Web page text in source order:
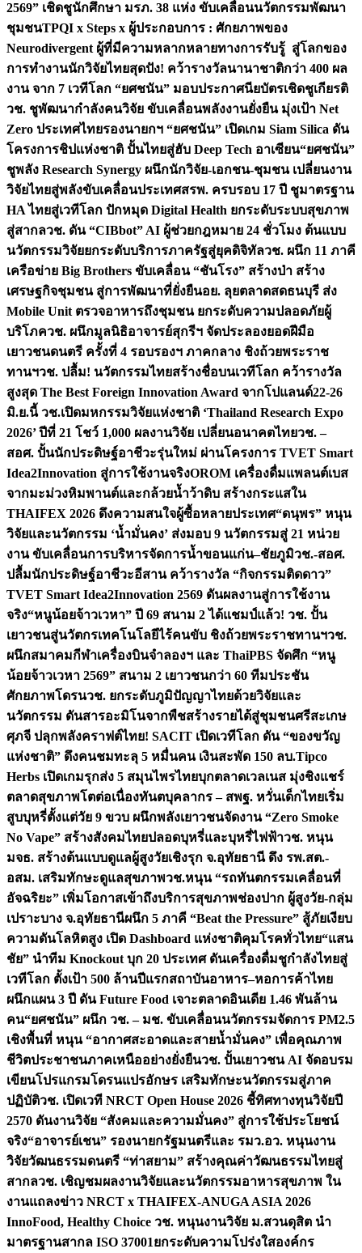
2569” เชิดชูนักศึกษา มรภ. 38 แห่ง ขับเคลื่อนนวัตกรรมพัฒนา
ชุมชนTPQI x Steps x ผู้ประกอบการ : ศักยภาพของ
Neurodivergent ผู้ที่มีความหลากหลายทางการรับรู้ สู่โลกของ
การทำงานนักวิจัยไทยสุดปัง! คว้ารางวัลนานาชาติกว่า 400 ผล
งาน จาก 7 เวทีโลก “ยศชนัน” มอบประกาศนียบัตรเชิดชูเกียรติ
วช. ชูพัฒนากำลังคนวิจัย ขับเคลื่อนพลังงานยั่งยืน มุ่งเป้า Net
Zero ประเทศไทยรองนายกฯ “ยศชนัน” เปิดเกม Siam Silica ดัน
โครงการชิปแห่งชาติ ปั้นไทยสู่ฮับ Deep Tech อาเซียน“ยศชนัน”
ชูพลัง Research Synergy ผนึกนักวิจัย-เอกชน-ชุมชน เปลี่ยนงาน
วิจัยไทยสู่พลังขับเคลื่อนประเทศสรพ. ครบรอบ 17 ปี ชูมาตรฐาน
HA ไทยสู่เวทีโลก ปักหมุด Digital Health ยกระดับระบบสุขภาพ
สู่สากลวช. ดัน “CIBbot” AI ผู้ช่วยกฎหมาย 24 ชั่วโมง ต้นแบบ
นวัตกรรมวิจัยยกระดับบริการภาครัฐสู่ยุคดิจิทัลวช. ผนึก 11 ภาคี
เครือข่าย Big Brothers ขับเคลื่อน “ชันโรง” สร้างป่า สร้าง
เศรษฐกิจชุมชน สู่การพัฒนาที่ยั่งยืนอย. ลุยตลาดสดธนบุรี ส่ง
Mobile Unit ตรวจอาหารถึงชุมชน ยกระดับความปลอดภัยผู้
บริโภควช. ผนึกมูลนิธิอาจารย์สุกรีฯ จัดประลองยอดฝีมือ
เยาวชนดนตรี ครั้งที่ 4 รอบรองฯ ภาคกลาง ชิงถ้วยพระราช
ทานฯวช. ปลื้ม! นวัตกรรมไทยสร้างชื่อบนเวทีโลก คว้ารางวัล
สูงสุด The Best Foreign Innovation Award จากโปแลนด์22-26
มิ.ย.นี้ วช.เปิดมหกรรมวิจัยแห่งชาติ ‘Thailand Research Expo
2026’ ปีที่ 21 โชว์ 1,000 ผลงานวิจัย เปลี่ยนอนาคตไทยวช. –
สอศ. ปั้นนักประดิษฐ์อาชีวะรุ่นใหม่ ผ่านโครงการ TVET Smart
Idea2Innovation สู่การใช้งานจริงOROM เครื่องดื่มแพลนต์เบส
จากมะม่วงหิมพานต์และกล้วยน้ำว้าดิบ สร้างกระแสใน
THAIFEX 2026 ดึงความสนใจผู้ซื้อหลายประเทศ“ดนุพร” หนุน
วิจัยและนวัตกรรม ‘น้ำมั่นคง’ ส่งมอบ 9 นวัตกรรมสู่ 21 หน่วย
งาน ขับเคลื่อนการบริหารจัดการน้ำขอนแก่น–ชัยภูมิวช.-สอศ.
ปลื้มนักประดิษฐ์อาชีวะอีสาน คว้ารางวัล “กิจกรรมติดดาว”
TVET Smart Idea2Innovation 2569 ดันผลงานสู่การใช้งาน
จริง“หนูน้อยจ้าวเวหา” ปี 69 สนาม 2 ได้แชมป์แล้ว! วช. ปั้น
เยาวชนสู่นวัตกรเทคโนโลยีไร้คนขับ ชิงถ้วยพระราชทานฯวช.
ผนึกสมาคมกีฬาเครื่องบินจำลองฯ และ ThaiPBS จัดศึก “หนู
น้อยจ้าวเวหา 2569” สนาม 2 เยาวชนกว่า 60 ทีมประชัน
ศักยภาพโดรนวช. ยกระดับภูมิปัญญาไทยด้วยวิจัยและ
นวัตกรรม ดันสารอะมิโนจากพืชสร้างรายได้สู่ชุมชนศรีสะเกษ
ศุภจี ปลุกพลังคราฟต์ไทย! SACIT เปิดเวทีโลก ดัน “ของขวัญ
แห่งชาติ” ดึงคนชมทะลุ 5 หมื่นคน เงินสะพัด 150 ลบ.Tipco
Herbs เปิดเกมรุกส่ง 5 สมุนไพรไทยบุกตลาดเวลเนส มุ่งชิงแชร์
ตลาดสุขภาพโตต่อเนื่องทันตบุคลากร – สพฐ. หวั่นเด็กไทยเริ่ม
สูบบุหรี่ตั้งแต่วัย 9 ขวบ ผนึกพลังเยาวชนจัดงาน “Zero Smoke
No Vape” สร้างสังคมไทยปลอดบุหรี่และบุหรี่ไฟฟ้าวช. หนุน
มจธ. สร้างต้นแบบดูแลผู้สูงวัยเชิงรุก จ.อุทัยธานี ดึง รพ.สต.-
อสม. เสริมทักษะดูแลสุขภาพวช.หนุน “รถทันตกรรมเคลื่อนที่
อัจฉริยะ” เพิ่มโอกาสเข้าถึงบริการสุขภาพช่องปาก ผู้สูงวัย-กลุ่ม
เปราะบาง จ.อุทัยธานีผนึก 5 ภาคี “Beat the Pressure” สู้ภัยเงียบ
ความดันโลหิตสูง เปิด Dashboard แห่งชาติคุมโรคทั่วไทย“แสน
ชัย” นำทีม Knockout บุก 20 ประเทศ ดันเครื่องดื่มชูกำลังไทยสู่
เวทีโลก ตั้งเป้า 500 ล้านปีแรกสถาบันอาหาร–หอการค้าไทย
ผนึกแผน 3 ปี ดัน Future Food เจาะตลาดอินเดีย 1.46 พันล้าน
คน“ยศชนัน” ผนึก วช. – มช. ขับเคลื่อนนวัตกรรมจัดการ PM2.5
เชิงพื้นที่ หนุน “อากาศสะอาดและสายน้ำมั่นคง” เพื่อคุณภาพ
ชีวิตประชาชนภาคเหนืออย่างยั่งยืนวช. ปั้นเยาวชน AI จัดอบรม
เขียนโปรแกรมโดรนแปรอักษร เสริมทักษะนวัตกรรมสู่ภาค
ปฏิบัติวช. เปิดเวที NRCT Open House 2026 ชี้ทิศทางทุนวิจัยปี
2570 ดันงานวิจัย “สังคมและความมั่นคง” สู่การใช้ประโยชน์
จริง“อาจารย์เชน” รองนายกรัฐมนตรีและ รมว.อว. หนุนงาน
วิจัยวัฒนธรรมดนตรี “ท่าสยาม” สร้างคุณค่าวัฒนธรรมไทยสู่
สากลวช. เชิญชมผลงานวิจัยและนวัตกรรมอาหารสุขภาพ ใน
งานแถลงข่าว NRCT x THAIFEX-ANUGA ASIA 2026
InnoFood, Healthy Choice วช. หนุนงานวิจัย ม.สวนดุสิต นำ
มาตรฐานสากล ISO 37001ยกระดับความโปร่งใสองค์กร